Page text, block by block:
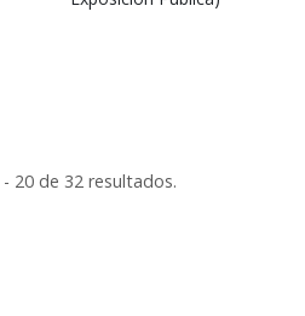
20 de 32 resultados.